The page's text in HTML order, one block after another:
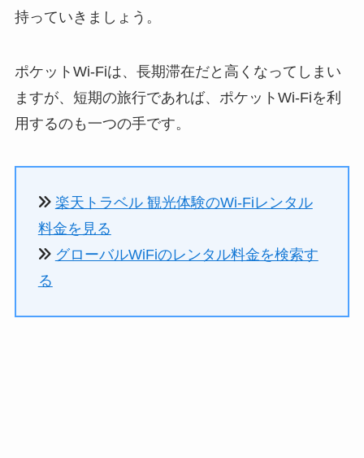
持っていきましょう。
ポケットWi-Fiは、長期滞在だと高くなってしまい
ますが、短期の旅行であれば、ポケットWi-Fiを利
用するのも一つの手です。
楽天トラベル 観光体験のWi-Fiレンタル
料金を見る
グローバルWiFiのレンタル料金を検索す
る